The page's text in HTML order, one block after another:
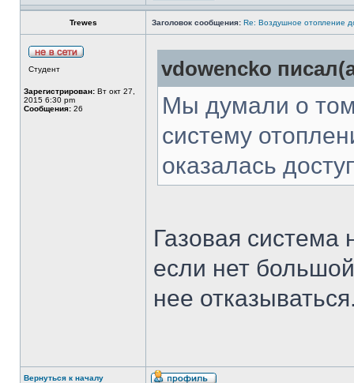
Trewes Заголовок сообщения: Re: Воздушное отопление
Студент
Зарегистрирован: Вт окт 27,
2015 6:30 pm
Сообщения: 26
vdowencko
Мы думали о
систему
оказалась
Газовая система
если нет
нее
Вернуться к началу